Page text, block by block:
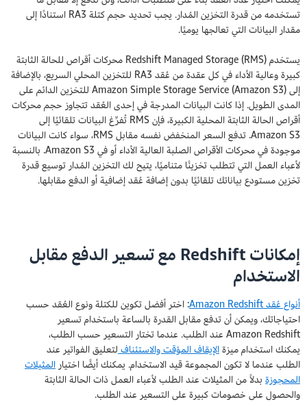
تستخدمه من قدرة التخزين المُدار. يجب تحديد حجم كتلة RA3 استنادًا إلى
مقدار البيانات التي تعالجها يوميًا.
يستخدم Redshift Managed Storage (RMS) محركات أقراص للحالة الثابتة
كبيرة وعالية الأداء في كل عقدة من عُقد RA3 للتخزين المحلي السريع، بالإضافة
إلى Amazon Simple Storage Service (Amazon S3) للتخزين الدائم على
المدى الطويل. إذا كانت البيانات المدرجة في إحدى العُقد تتجاوز حجم محركات
أقراص الحالة الثابتة المحلية الكبيرة، فإن RMS تُفرِّغ البيانات تلقائيًا إلى
Amazon S3. تدفع السعر المنخفض نفسه مقابل RMS، سواء كانت البيانات
موجودة في محركات الأقراص الصلبة العالية الأداء أو في Amazon S3. بالنسبة
لأعباء العمل التي تتطلب تخزينًا متناميًا، يتيح لك التخزين المُدار توسيع قدرة
تخزين مستودع بياناتك تلقائيًا بدون إضافة عُقد إضافية أو الدفع مقابلها.
إمكانات Redshift مع تسعير الدفع مقابل
الاستخدام
أنواع عُقد Amazon Redshift
: اختر أفضل تكوين للكتلة ونوع العُقد حسب
احتياجاتك، ويمكن أن تدفع مقابل القدرة بالساعة باستخدام تسعير
Amazon Redshift عند الطلب. عندما تختار التسعير حسب الطلب،
يمكنك استخدام ميزةالإيقاف المؤقت والاستئناف لتعليق الفواتير عند
الطلب عندما لا تكون المجموعة قيد الاستخدام. يمكنك أيضًا اختيار المثيلات
المحجوزة بدلاً من المثيلات عند الطلب لأعباء العمل ذات الحالة الثابتة
والحصول على خصومات كبيرة على التسعير عند الطلب.